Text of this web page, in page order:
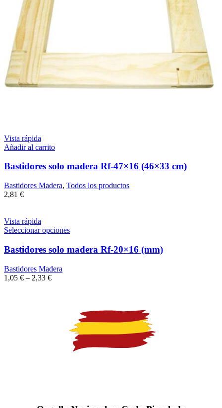
Vista rápida
Añadir al carrito
Bastidores solo madera Rf-47×16 (46×33 cm)
Bastidores Madera, Todos los productos
2,81 €
Vista rápida
Seleccionar opciones
Bastidores solo madera Rf-20×16 (mm)
Bastidores Madera
1,05 € – 2,33 €